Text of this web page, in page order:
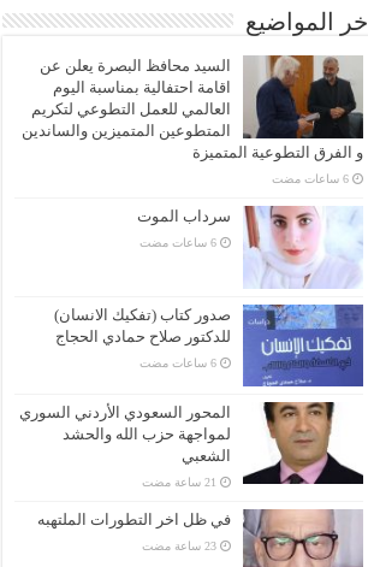
أخر المواضيع
السيد محافظ البصرة يعلن عن
اقامة احتفالية بمناسبة اليوم
العالمي للعمل التطوعي لتكريم
المتطوعين المتميزين والساندين
و الفرق التطوعية المتميزة
سرداب الموت
صدور كتاب (تفكيك الانسان)
للدكتور صلاح حمادي الحجاج
المحور السعودي الأردني السوري
لمواجهة حزب الله والحشد
الشعبي
في ظل اخر التطورات الملتهبه